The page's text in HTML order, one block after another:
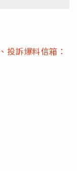
、投訴爆料信箱：